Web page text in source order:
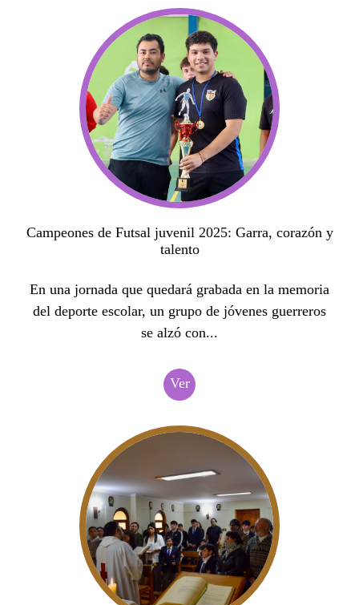
Campeones de Futsal juvenil 2025: Garra, corazón y
talento
En una jornada que quedará grabada en la memoria
del deporte escolar, un grupo de jóvenes guerreros
se alzó con...
Ver